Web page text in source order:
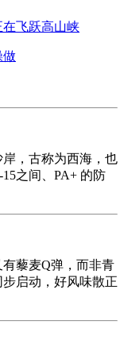
飞跃高山峡
做
，古称为西海，也
之间、PA+ 的防
藜麦Q弹，而非青
启动，好风味散正